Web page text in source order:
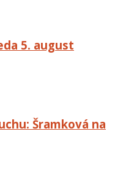
5. august
Šramková na